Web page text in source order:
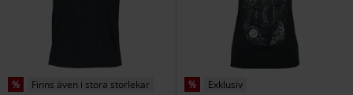
% Finns även i stora storlekar % Exklusiv